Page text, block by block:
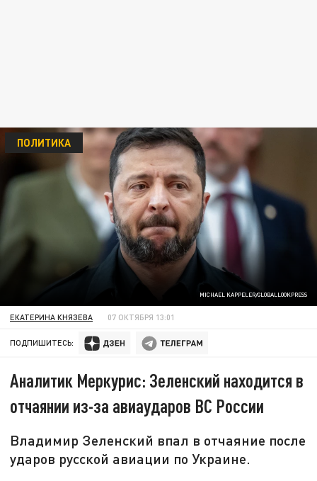
MICHAEL KAPPELER/GLOBALLOOKPRESS
ПОЛИТИКА
ЕКАТЕРИНА КНЯЗЕВА 07 ОКТЯБРЯ 13:01
ПОДПИШИТЕСЬ:
Аналитик Меркурис: Зеленский находится в
отчаянии из-за авиаударов ВС России
Владимир Зеленский впал в отчаяние после
ударов русской авиации по Украине.